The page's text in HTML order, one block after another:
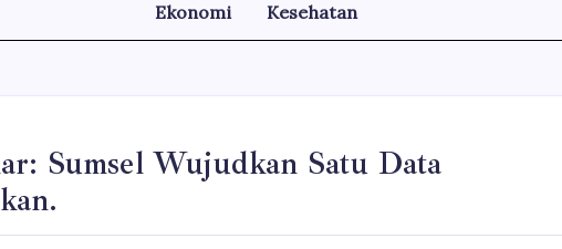
Ekonomi Kesehatan
Sumsel Wujudkan Satu Data